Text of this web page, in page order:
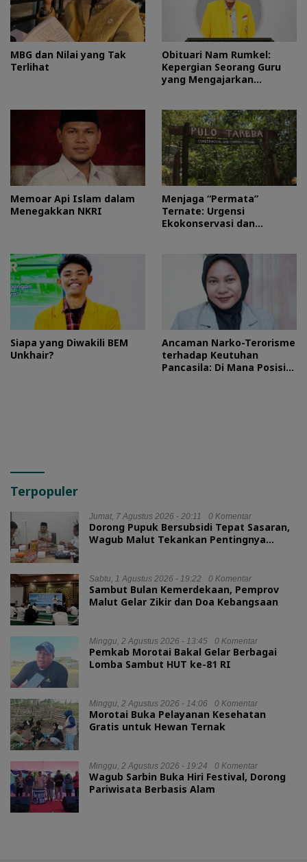
MBG dan Nilai yang Tak
Terlihat
Obituari Nam Rumkel:
Kepergian Seorang Guru
yang Mengajarkan
Memoar Api Islam dalam
Menegakkan NKRI
Menjaga “Permata”
Ternate: Urgensi
Ekokonservasi dan
Siapa yang Diwakili BEM
Unkhair?
Ancaman Narko-Terorisme
terhadap Keutuhan
Pancasila: Di Mana Posisi
Terpopuler
Jumat, 7 Agustus 2026 - 20:11 0 Komentar
Dorong Pupuk Bersubsidi Tepat Sasaran,
Wagub Malut Tekankan Pentingnya
Sabtu, 1 Agustus 2026 - 19:22 0 Komentar
Sambut Bulan Kemerdekaan, Pemprov
Malut Gelar Zikir dan Doa Kebangsaan
Minggu, 2 Agustus 2026 - 13:45 0 Komentar
Pemkab Morotai Bakal Gelar Berbagai
Lomba Sambut HUT ke-81 RI
Minggu, 2 Agustus 2026 - 14:06 0 Komentar
Morotai Buka Pelayanan Kesehatan
Gratis untuk Hewan Ternak
Minggu, 2 Agustus 2026 - 19:24 0 Komentar
Wagub Sarbin Buka Hiri Festival, Dorong
Pariwisata Berbasis Alam